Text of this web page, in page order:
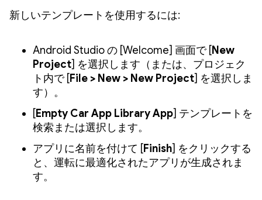
新しいテンプレートを使用するには:
Android Studio の [Welcome] 画面で [New
Project] を選択します（または、プロジェク
ト内で [File > New > New Project] を選択しま
す）。
[Empty Car App Library App] テンプレートを
検索または選択します。
アプリに名前を付けて [Finish] をクリックする
と、運転に最適化されたアプリが生成されま
す。